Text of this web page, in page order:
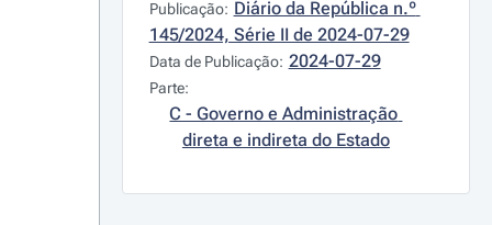
Publicação: Diário da República n.º
145/2024, Série II de 2024-07-29
Data de Publicação: 2024-07-29
Parte:
C - Governo e Administração
direta e indireta do Estado